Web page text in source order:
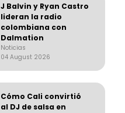
J Balvin y Ryan Castro
lideran la radio
colombiana con
Dalmation
Noticias
04 August 2026
Cómo Cali convirtió
al DJ de salsa en